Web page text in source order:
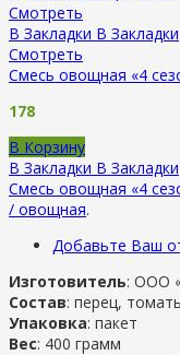
Смотреть
В Закладки В Закладки
Смотреть
Смесь овощная «4
178
В Корзину
В Закладки В Закладки
Смесь овощная «4
/ овощная.
Добавьте Ваш
Изготовитель: ООО
Состав: перец,
Упаковка: пакет
Вес: 400 грамм